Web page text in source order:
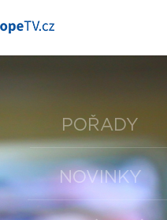
POŘADY
NOVINKY